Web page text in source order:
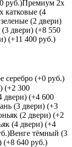
руб.)Премиум 2х
катковые (4
(2 двери)
двери) (+8 550
(+11 400 руб.)
серебро (+0 руб.)
(+2 300
двери) (+4 600
(3 двери) (+3
(2 двери) (+2
(4 двери) (+4
Венге тёмный (3
(+8 640 руб.)